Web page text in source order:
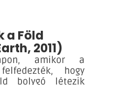
a Föld
2011)
amikor a
hogy
bolygó létezik